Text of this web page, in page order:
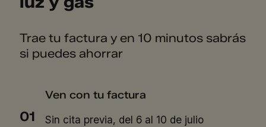
Trae tu factura y en 10 minutos sabrás
si puedes ahorrar
01
Ven con tu factura
Sin cita previa, del 6 al 10 de julio